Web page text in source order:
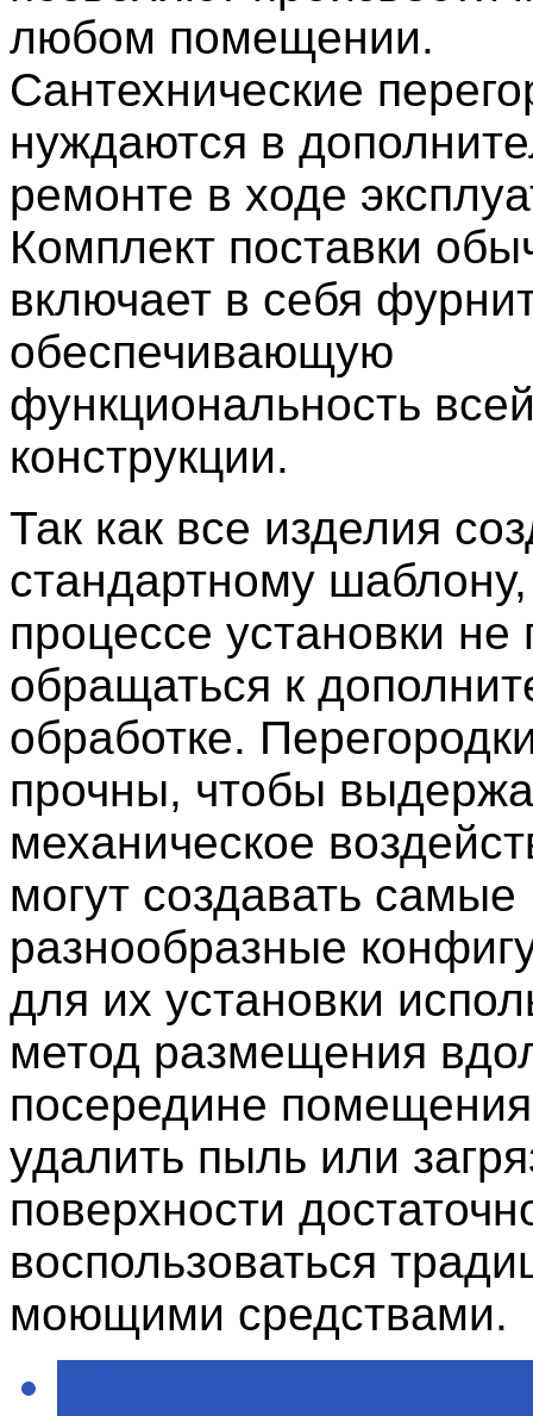
любом помещении.
Сантехнические
нуждаются в
ремонте в ходе
Комплект поставки
включает в себя
обеспечивающую
функциональность
конструкции.
Так как все изделия
стандартному
процессе установки не
обращаться к
обработке.
прочны, чтобы
механическое
могут создавать самые
разнообразные
для их установки
метод размещения
посередине
удалить пыль или
поверхности
воспользоваться
моющими средствами.